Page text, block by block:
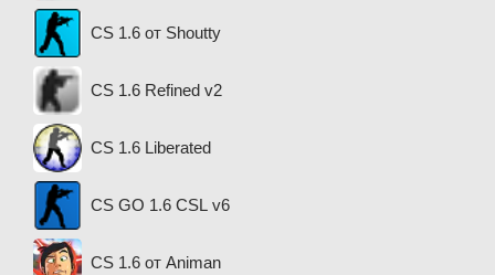
CS 1.6 от Shoutty
CS 1.6 Refined v2
CS 1.6 Liberated
CS GO 1.6 CSL v6
CS 1.6 от Animan